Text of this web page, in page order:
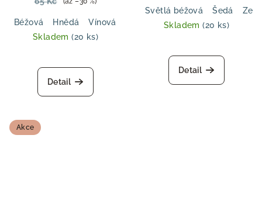
Béžová Hnědá Vínová Fialová Světlá šedá
Skladem(20 ks)
Detail
Světlá béžová Šedá
Skladem(20 ks)
Detail
Akce